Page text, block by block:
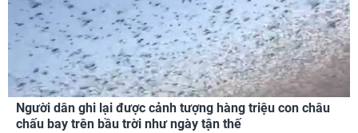
Người dân ghi lại được cảnh tượng hàng triệu con châu
chấu bay trên bầu trời như ngày tận thế